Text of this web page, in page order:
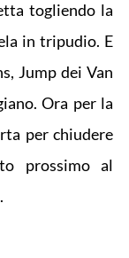
togliendo la
in tripudio. E
Jump dei Van
Ora per la
per chiudere
prossimo al